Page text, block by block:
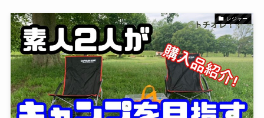
レジャー